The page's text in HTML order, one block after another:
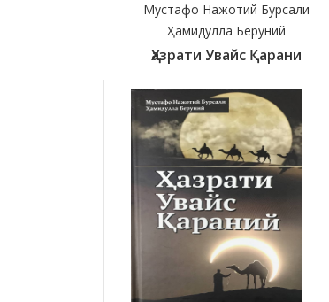
Мустафо Нажотий Бурсали
Ҳамидулла Беруний
Ҳазрати Увайс Қарани